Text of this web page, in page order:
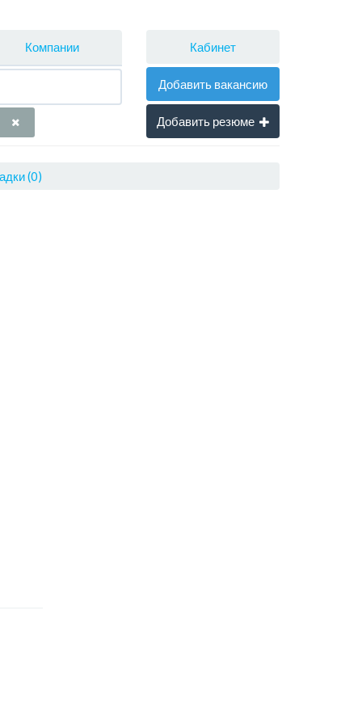
Компании Кабинет
Добавить вакансию
Добавить резюме
(0)